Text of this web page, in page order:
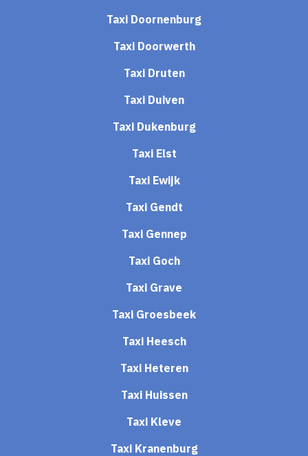
Taxi Doornenburg
Taxi Doorwerth
Taxi Druten
Taxi Duiven
Taxi Dukenburg
Taxi Elst
Taxi Ewijk
Taxi Gendt
Taxi Gennep
Taxi Goch
Taxi Grave
Taxi Groesbeek
Taxi Heesch
Taxi Heteren
Taxi Huissen
Taxi Kleve
Taxi Kranenburg